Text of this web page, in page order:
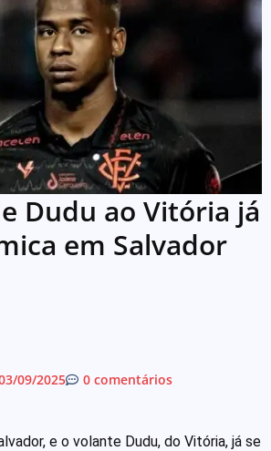
Dudu ao Vitória já
em Salvador
09/2025 0 comentários
e o volante Dudu, do Vitória, já se